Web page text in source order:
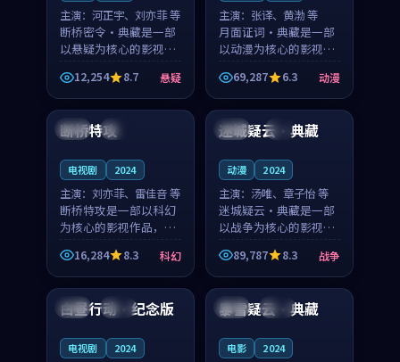
主演： 河正宇、刘亦菲 等
断桥密令·典藏是一部
以悬疑为核心的影视作
品，围绕危机、反转与
人物成长展开，整体节
奏紧凑，值得推荐观
看。
12,254 8.7 悬疑
主演： 张译、黄渤 等
月面证词·典藏是一部
以动漫为核心的影视作
品，围绕危机、反转与
人物成长展开，整体节
奏紧凑，值得推荐观
看。
69,287 6.3 动漫
中国 热播
断桥特攻
电视剧 2024
主演： 刘亦菲、雷佳音 等
断桥特攻是一部以科幻
为核心的影视作品，围
绕危机、反转与人物成
长展开，整体节奏紧
凑，值得推荐观看。
16,284 8.3 科幻
法国 4K
迷城疑云·典藏
动漫 2024
主演： 汤唯、章子怡 等
迷城疑云·典藏是一部
以战争为核心的影视作
品，围绕危机、反转与
人物成长展开，整体节
奏紧凑，值得推荐观
看。
89,787 8.3 战争
法国 杜比
白昼行动·纪念版
电视剧 2024
英国 完结
暴雪疑云·典藏
电影 2024